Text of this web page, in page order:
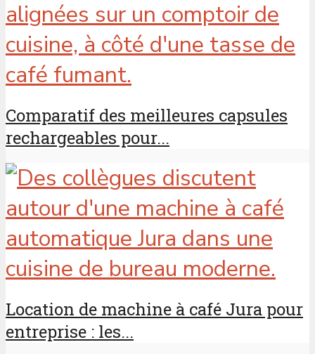
Comparatif des meilleures capsules
rechargeables pour...
Location de machine à café Jura pour
entreprise : les...